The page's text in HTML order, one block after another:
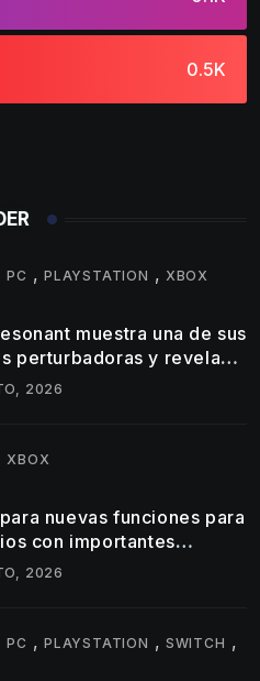
0.5K
PC ,PLAYSTATION , XBOX
muestra una de sus
perturbadoras y revela
de su gameplay
2026
XBOX
nuevas funciones para
con importantes
capturas y logros
2026
PC ,PLAYSTATION , SWITCH ,